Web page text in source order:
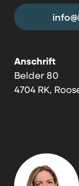
Anschrift
Belder 80
4704 RK,